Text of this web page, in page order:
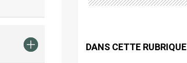
DANS CETTE RUBRIQUE